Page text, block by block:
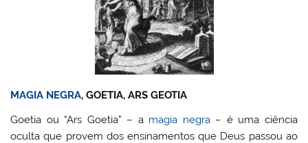
MAGIA NEGRA, GOETIA, ARS GEOTIA
Goetia ou “Ars Goetia” – a magia negra– é uma ciência
oculta que provem dos ensinamentos que Deus passou ao